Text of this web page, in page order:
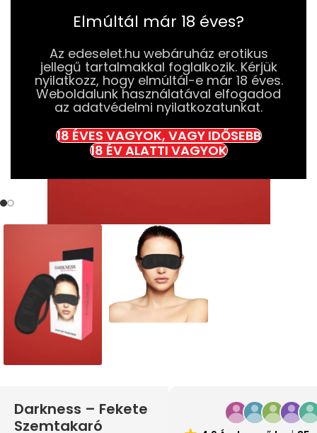
Elmúltál már 18 éves?
Az edeselet.hu webáruház erotikus
jellegű tartalmakkal foglalkozik. Kérjük
nyilatkozz, hogy elmúltál-e már 18 éves.
Weboldalunk használatával elfogadod
az adatvédelmi nyilatkozatunkat.
18 ÉVES VAGYOK, VAGY IDŐSEBB
18 ÉV ALATTI VAGYOK
Darkness – Fekete
Szemtakaró